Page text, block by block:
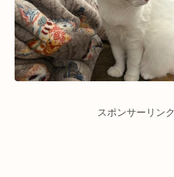
スポンサーリンク